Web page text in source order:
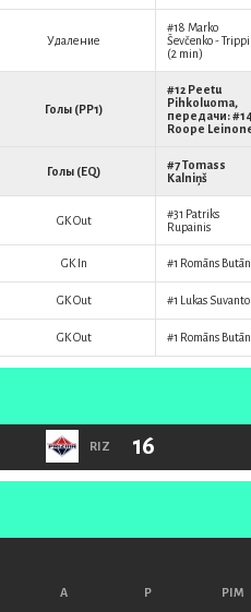
Удаление
#18 Marko
Ševčenko-
(2 min)
Голы (PP1)
#12 Peetu
Pihkoluoma,
передачи:
Roope
Голы (EQ) #7Tomass
Kalniņš
GK Out #31 Patriks
Rupainis
GK In #1 Romāns
GK Out #1 Lukas Suvanto
GK Out #1 Romāns
RIZ 16
A P PIM